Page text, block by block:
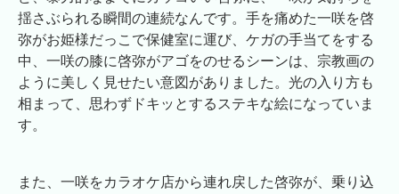
揺さぶられる瞬間の連続なんです。手を痛めた一咲を啓
弥がお姫様だっこで保健室に運び、ケガの手当てをする
中、一咲の膝に啓弥がアゴをのせるシーンは、宗教画の
ように美しく見せたい意図がありました。光の入り方も
相まって、思わずドキッとするステキな絵になっていま
す。
また、一咲をカラオケ店から連れ戻した啓弥が、乗り込